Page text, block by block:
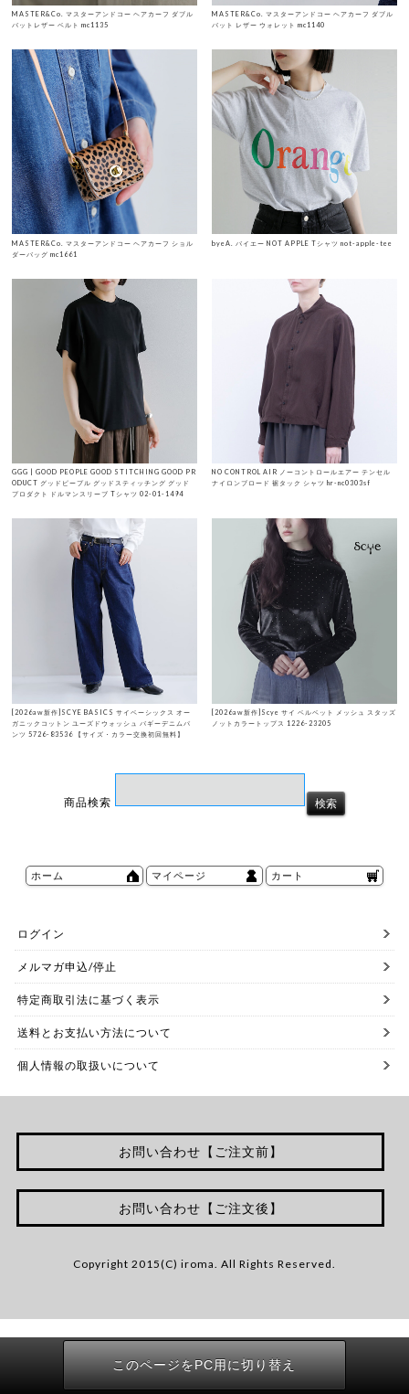
MASTER&Co. マスターアンドコー ヘアカーフ ダブル
バットレザー ベルト mc1135
MASTER&Co. マスターアンドコー ヘアカーフ ダブル
バット レザー ウォレット mc1140
MASTER&Co. マスターアンドコー ヘアカーフ ショル
ダーバッグ mc1661
byeA. バイエー NOT APPLE Tシャツ not-apple-tee
GGG | GOOD PEOPLE GOOD STITCHING GOOD PR
ODUCT グッドピープル グッドスティッチング グッド
プロダクト ドルマンスリーブ Tシャツ 02-01-1494
NO CONTROL AIR ノーコントロールエアー テンセル
ナイロンブロード 裾タック シャツ hr-nc0303sf
[2026aw新作]SCYE BASICS サイベーシックス オー
ガニックコットン ユーズドウォッシュ バギーデニムパ
ンツ 5726-83536 【サイズ・カラー交換初回無料】
[2026aw新作]Scye サイ ベルベット メッシュ スタッズ
ノットカラートップス 1226-23205
商品検索
ホーム マイページ カート
ログイン
メルマガ申込/停止
特定商取引法に基づく表示
送料とお支払い方法について
個人情報の取扱いについて
お問い合わせ【ご注文前】
お問い合わせ【ご注文後】
Copyright 2015(C) iroma. All Rights Reserved.
このページをPC用に切り替え